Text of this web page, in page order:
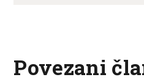
Povezani